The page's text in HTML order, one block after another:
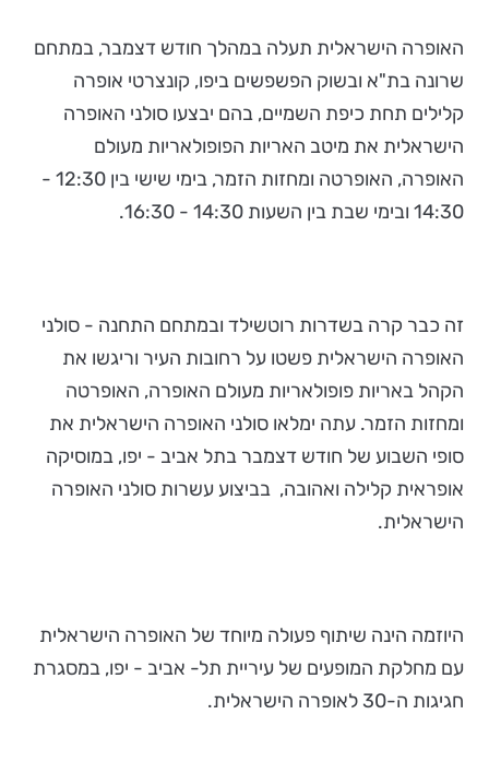
האופרה הישראלית תעלה במהלך חודש דצמבר, במתחם
שרונה בת"א ובשוק הפשפשים ביפו, קונצרטי אופרה
קלילים תחת כיפת השמיים, בהם יבצעו סולני האופרה
הישראלית את מיטב האריות הפופולאריות מעולם
האופרה, האופרטה ומחזות הזמר, בימי שישי בין 12:30 -
14:30 ובימי שבת בין השעות 14:30 - 16:30.
זה כבר קרה בשדרות רוטשילד ובמתחם התחנה - סולני
האופרה הישראלית פשטו על רחובות העיר וריגשו את
הקהל באריות פופולאריות מעולם האופרה, האופרטה
ומחזות הזמר. עתה ימלאו סולני האופרה הישראלית את
סופי השבוע של חודש דצמבר בתל אביב - יפו, במוסיקה
אופראית קלילה ואהובה, בביצוע עשרות סולני האופרה
הישראלית.
היוזמה הינה שיתוף פעולה מיוחד של האופרה הישראלית
עם מחלקת המופעים של עיריית תל- אביב - יפו, במסגרת
חגיגות ה-30 לאופרה הישראלית.